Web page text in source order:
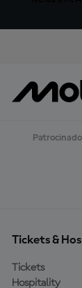
Tickets &
Tickets
Hospitality